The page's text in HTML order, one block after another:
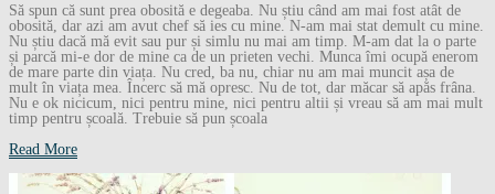
Să spun că sunt prea obosită e degeaba. Nu știu când am mai fost atât de
obosită, dar azi am avut chef să ies cu mine. N-am mai stat demult cu mine.
Nu știu dacă mă evit sau pur și simlu nu mai am timp. M-am dat la o parte
și parcă mi-e dor de mine ca de un prieten vechi. Munca îmi ocupă enerom
de mare parte din viața. Nu cred, ba nu, chiar nu am mai muncit așa de
mult în viața mea. Încerc să mă opresc. Nu de tot, dar măcar să apăs frâna.
Nu e ok nicicum, nici pentru mine, nici pentru altii și vreau să am mai mult
timp pentru școală. Trebuie să pun școala
Read More